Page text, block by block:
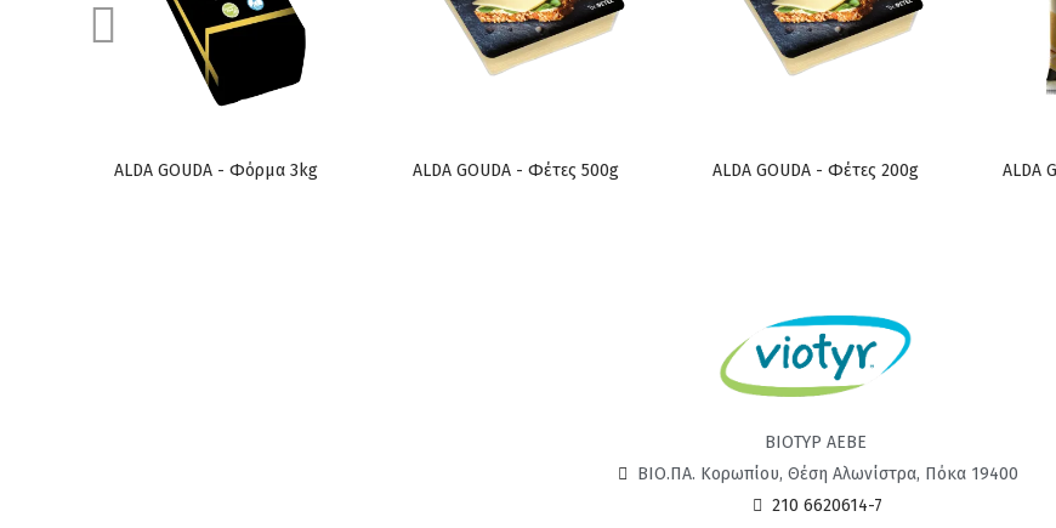
ALDA GOUDA - Φόρμα 3kg ALDA GOUDA - Φέτες 500g ALDA GOUDA - Φέτες 200g ALDA
ΒΙΟΤΥΡ ΑΕΒΕ
ΒΙΟ.ΠΑ. Κορωπίου, Θέση Αλωνίστρα, Πόκα 19400
210 6620614-7